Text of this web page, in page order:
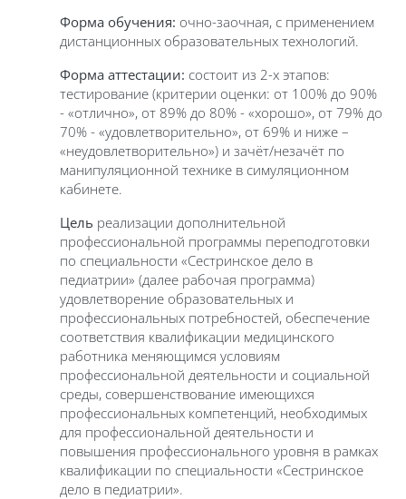
Форма обучения: очно-заочная, с применением
дистанционных образовательных технологий.
Форма аттестации: состоит из 2-х этапов:
тестирование (критерии оценки: от 100% до 90%
- «отлично», от 89% до 80% - «хорошо», от 79% до
70% - «удовлетворительно», от 69% и ниже –
«неудовлетворительно») и зачёт/незачёт по
манипуляционной технике в симуляционном
кабинете.
Цель реализации дополнительной
профессиональной программы переподготовки
по специальности «Сестринское дело в
педиатрии» (далее рабочая программа)
удовлетворение образовательных и
профессиональных потребностей, обеспечение
соответствия квалификации медицинского
работника меняющимся условиям
профессиональной деятельности и социальной
среды, совершенствование имеющихся
профессиональных компетенций, необходимых
для профессиональной деятельности и
повышения профессионального уровня в рамках
квалификации по специальности «Сестринское
дело в педиатрии».